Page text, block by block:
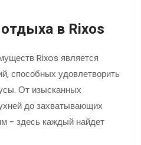
в Rixos
Rixos является
способных удовлетворить
От изысканных
до захватывающих
- здесь каждый найдет